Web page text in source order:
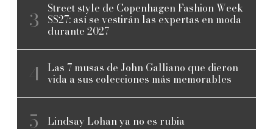
Street style de Copenhagen Fashion Week
SS27: así se vestirán las expertas en moda
durante 2027
Las 7 musas de John Galliano que dieron
vida a sus colecciones más memorables
Lindsay Lohan ya no es rubia